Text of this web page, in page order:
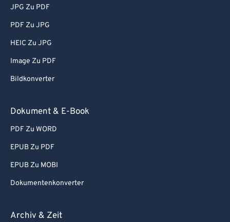
JPG Zu PDF
PDF Zu JPG
HEIC Zu JPG
Image Zu PDF
Bildkonverter
Dokument & E-Book
PDF Zu WORD
EPUB Zu PDF
EPUB Zu MOBI
Dokumentenkonverter
Archiv & Zeit